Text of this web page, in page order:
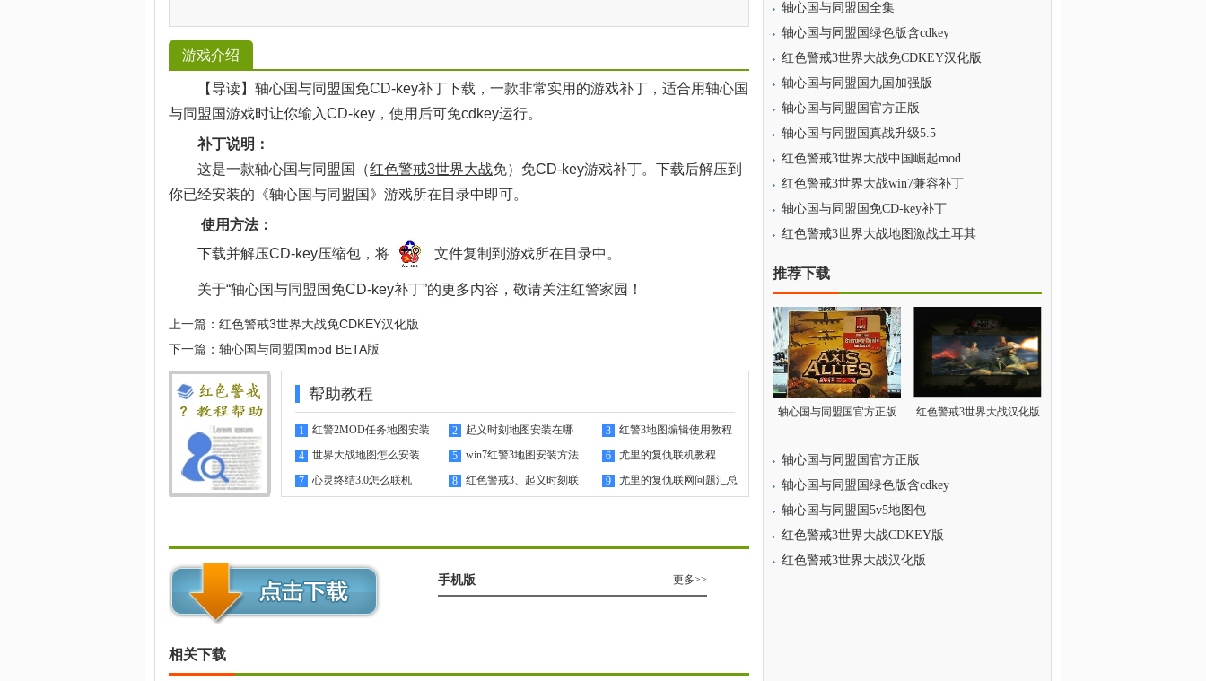
游戏介绍
【导读】轴心国与同盟国免CD-key补丁下载，一款非常实用的游戏补丁，适合用轴心国
与同盟国游戏时让你输入CD-key，使用后可免cdkey运行。
补丁说明：
这是一款轴心国与同盟国（红色警戒3世界大战免）免CD-key游戏补丁。下载后解压到
你已经安装的《轴心国与同盟国》游戏所在目录中即可。
使用方法：
下载并解压CD-key压缩包，将
文件复制到游戏所在目录中。
关于“轴心国与同盟国免CD-key补丁”的更多内容，敬请关注红警家园 ！
上一篇： 红色警戒3世界大战免CDKEY汉化版
下一篇： 轴心国与同盟国mod BETA版
帮助教程
1
红警2MOD任务地图安装
指南
2 起义时刻地图安装在哪 3 红警3地图编辑使用教程
4 世界大战地图怎么安装 5 win7红警3地图安装方法 6 尤里的复仇联机教程
7 心灵终结3.0怎么联机 8
红色警戒3、起义时刻联
9 尤里的复仇联网问题汇总
更多>>
手机版
相关下载
轴心国与同盟国全集
轴心国与同盟国绿色版含cdkey
红色警戒3世界大战免CDKEY汉化版
轴心国与同盟国九国加强版
轴心国与同盟国官方正版
轴心国与同盟国真战升级5.5
红色警戒3世界大战中国崛起mod
红色警戒3世界大战win7兼容补丁
轴心国与同盟国免CD-key补丁
红色警戒3世界大战地图激战土耳其
推荐下载
轴心国与同盟国官方正版 红色警戒3世界大战汉化版
轴心国与同盟国官方正版
轴心国与同盟国绿色版含cdkey
轴心国与同盟国5v5地图包
红色警戒3世界大战CDKEY版
红色警戒3世界大战汉化版